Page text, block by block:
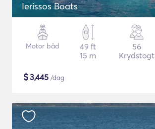
Ierissos Boats
Motor båd
49 ft
15 m
56
Krydstogt
$3,445 /dag